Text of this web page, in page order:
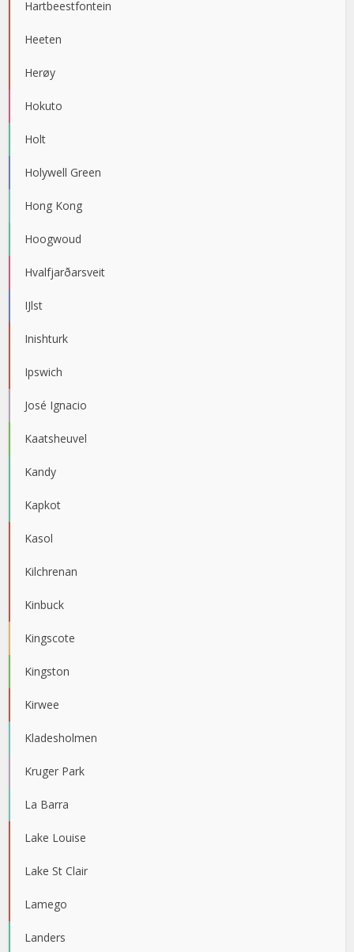
Hartbeestfontein
Heeten
Herøy
Hokuto
Holt
Holywell Green
Hong Kong
Hoogwoud
Hvalfjarðarsveit
IJlst
Inishturk
Ipswich
José Ignacio
Kaatsheuvel
Kandy
Kapkot
Kasol
Kilchrenan
Kinbuck
Kingscote
Kingston
Kirwee
Kladesholmen
Kruger Park
La Barra
Lake Louise
Lake St Clair
Lamego
Landers